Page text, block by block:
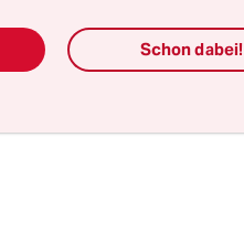
der Aktion, denn es
Abkommens
Schon dabei!